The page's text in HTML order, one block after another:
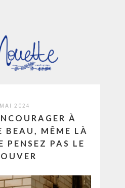
2024
À
BEAU, MÊME LÀ
PENSEZ PAS LE